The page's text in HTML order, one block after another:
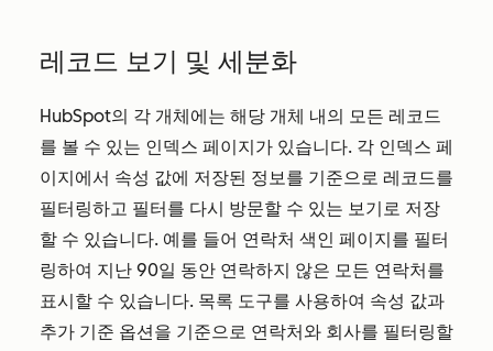
레코드 보기 및 세분화
HubSpot의 각 개체에는 해당 개체 내의 모든 레코드
를 볼 수 있는 인덱스 페이지가 있습니다. 각 인덱스 페
이지에서 속성 값에 저장된 정보를 기준으로 레코드를
필터링하고 필터를 다시 방문할 수 있는 보기로 저장
할 수 있습니다. 예를 들어 연락처 색인 페이지를 필터
링하여 지난 90일 동안 연락하지 않은 모든 연락처를
표시할 수 있습니다. 목록 도구를 사용하여 속성 값과
추가 기준 옵션을 기준으로 연락처와 회사를 필터링할